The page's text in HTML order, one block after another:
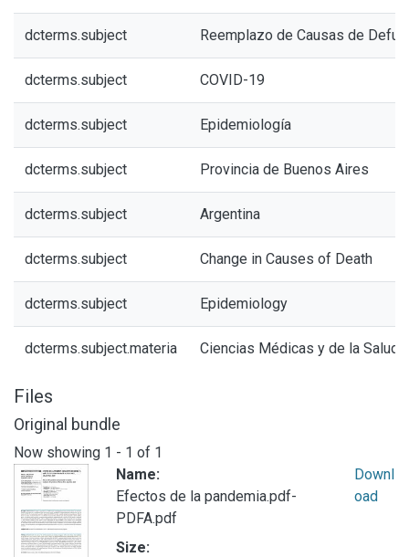
dcterms.subject Reemplazo de Causas de
dcterms.subject COVID-19
dcterms.subject Epidemiología
dcterms.subject Provincia de Buenos Aires
dcterms.subject Argentina
dcterms.subject Change in Causes of Death
dcterms.subject Epidemiology
dcterms.subject.materia Ciencias Médicas y de la Salud
Files
Original bundle
Now showing 1 - 1 of 1
Name:
Efectos de la pandemia.pdf-
PDFA.pdf
Size:
Downl
oad